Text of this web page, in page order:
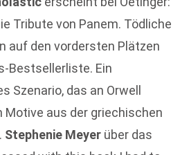
Tribute von Panem. Tödliche
auf den vordersten Plätzen
Bestsellerliste. Ein
Szenario, das an Orwell
Motive aus der griechischen
Stephenie Meyer über das